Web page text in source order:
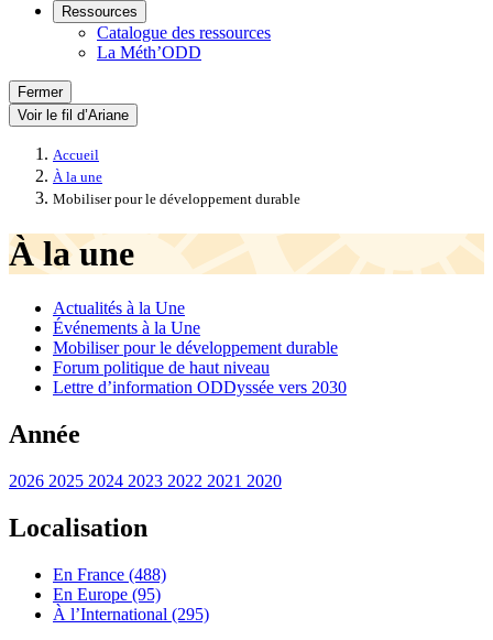
Ressources
Catalogue des ressources
La Méth’ODD
Fermer
Voir le fil d’Ariane
Accueil
À la une
Mobiliser pour le développement durable
À la une
Actualités à la Une
Événements à la Une
Mobiliser pour le développement durable
Forum politique de haut niveau
Lettre d’information ODDyssée vers 2030
Année
2026 2025 2024 2023 2022 2021 2020
Localisation
En France (488)
En Europe (95)
À l’International (295)